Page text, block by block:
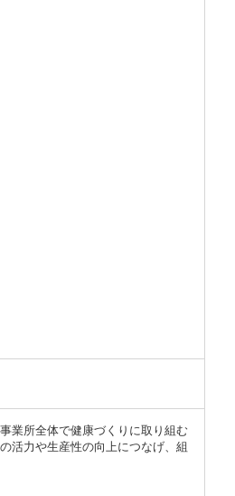
業所全体で健康づくりに取り組む
活力や生産性の向上につなげ、組